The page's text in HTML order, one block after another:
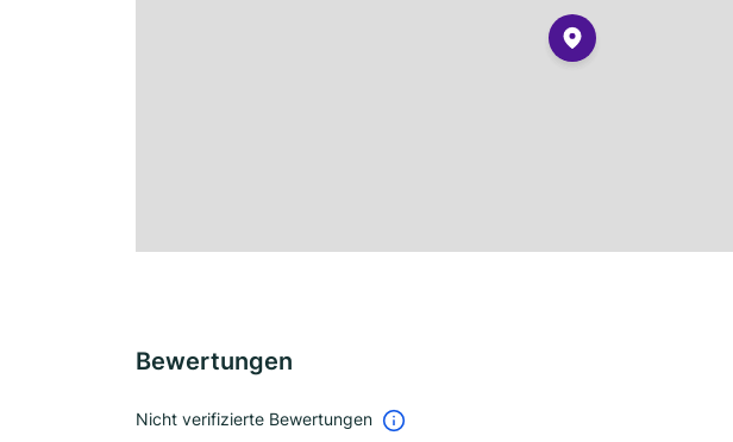
Bewertungen
Nicht verifizierte Bewertungen